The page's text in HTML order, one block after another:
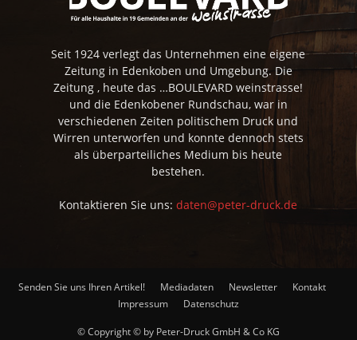
Seit 1924 verlegt das Unternehmen eine eigene
Zeitung in Edenkoben und Umgebung. Die
Zeitung , heute das …BOULEVARD weinstrasse!
und die Edenkobener Rundschau, war in
verschiedenen Zeiten politischem Druck und
Wirren unterworfen und konnte dennoch stets
als überparteiliches Medium bis heute
bestehen.
Kontaktieren Sie uns:daten@peter-druck.de
Senden Sie uns Ihren Artikel! Mediadaten Newsletter
Kontakt
Impressum
Datenschutz
© Copyright © by Peter-Druck GmbH & Co KG